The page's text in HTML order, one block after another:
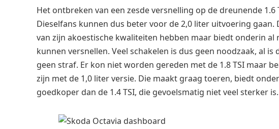
Het ontbreken van een zesde versnelling op de dreunende 1.6
Dieselfans kunnen dus beter voor de 2,0 liter uitvoering
van zijn akoestische kwaliteiten hebben maar biedt onderin
kunnen versnellen. Veel schakelen is dus geen noodzaak, al
geen straf. Er kon niet worden gereden met de 1.8 TSI maar
zijn met de 1,0 liter versie. Die maakt graag toeren, biedt
goedkoper dan de 1.4 TSI, die gevoelsmatig niet veel sterker is.